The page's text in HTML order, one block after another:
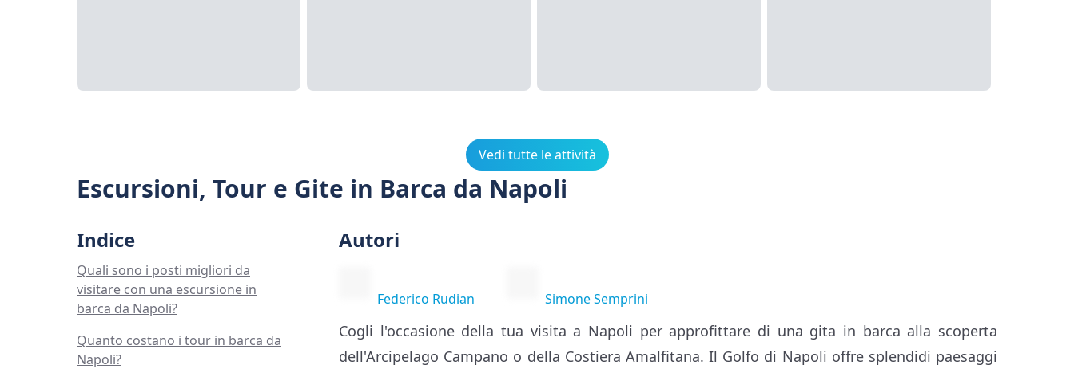
Vedi tutte le attività
Escursioni, Tour e Gite in Barca da Napoli
Indice
Quali sono i posti migliori da
visitare con una escursione in
barca da Napoli?
Quanto costano i tour in barca da
Napoli?
Autori
Federico Rudian Simone Semprini
Cogli l'occasione della tua visita a Napoli per approfittare di una gita in barca alla scoperta
dell'Arcipelago Campano o della Costiera Amalfitana. Il Golfo di Napoli offre splendidi paesaggi